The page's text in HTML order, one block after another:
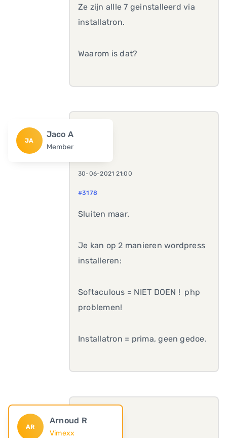
Ze zijn allle 7 geinstalleerd via
installatron.
Waarom is dat?
JA
Jaco A
Member
30-06-2021 21:00
#3178
Sluiten maar.
Je kan op 2 manieren wordpress
installeren:
Softaculous = NIET DOEN ! php
problemen!
Installatron = prima, geen gedoe.
AR
Arnoud R
Vimexx